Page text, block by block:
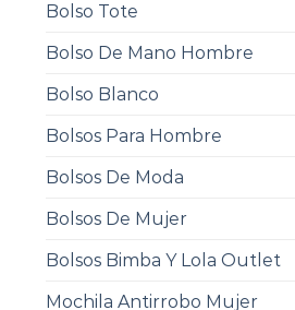
Bolso Tote
Bolso De Mano Hombre
Bolso Blanco
Bolsos Para Hombre
Bolsos De Moda
Bolsos De Mujer
Bolsos Bimba Y Lola Outlet
Mochila Antirrobo Mujer